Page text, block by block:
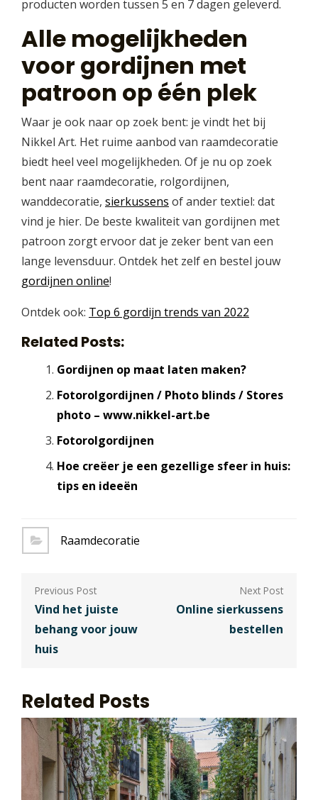
producten worden tussen 5 en 7 dagen geleverd.
Alle mogelijkheden
voor gordijnen met
patroon op één plek
Waar je ook naar op zoek bent: je vindt het bij
Nikkel Art. Het ruime aanbod van raamdecoratie
biedt heel veel mogelijkheden. Of je nu op zoek
bent naar raamdecoratie, rolgordijnen,
wanddecoratie, sierkussens of ander textiel: dat
vind je hier. De beste kwaliteit van gordijnen met
patroon zorgt ervoor dat je zeker bent van een
lange levensduur. Ontdek het zelf en bestel jouw
gordijnen online!
Ontdek ook: Top 6 gordijn trends van 2022
Related Posts:
Gordijnen op maat laten maken?
Fotorolgordijnen / Photo blinds / Stores
photo – www.nikkel-art.be
Fotorolgordijnen
Hoe creëer je een gezellige sfeer in huis:
tips en ideeën
Raamdecoratie
Berichtnavigatie
Vind het juiste
behang voor jouw
huis
Online sierkussens
bestellen
Related Posts